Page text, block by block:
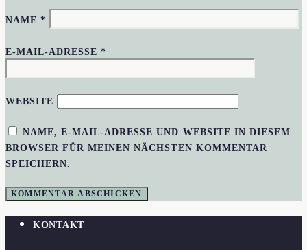
NAME*
E-MAIL-ADRESSE*
WEBSITE
NAME, E-MAIL-ADRESSE UND WEBSITE IN DIESEM
BROWSER FÜR MEINEN NÄCHSTEN KOMMENTAR
SPEICHERN.
KONTAKT